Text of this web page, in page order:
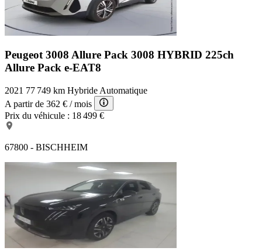
Peugeot 3008 Allure Pack 3008 HYBRID 225ch
Allure Pack e-EAT8
2021 77 749 km Hybride Automatique
A partir de 362 € / mois
Prix du véhicule : 18 499 €
67800 - BISCHHEIM